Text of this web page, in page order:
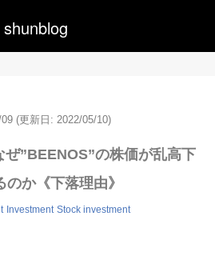
shunblog
(更新日: 2022/05/10)
ぜ”BEENOS”の株価が乱高下
のか《下落理由》
Investment Stock investment